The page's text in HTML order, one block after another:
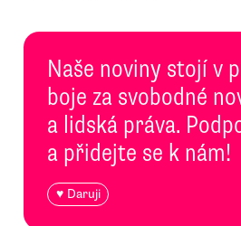
Naše noviny stojí v
boje za svobodné
a lidská práva.
a přidejte se k nám!
♥ Daruji